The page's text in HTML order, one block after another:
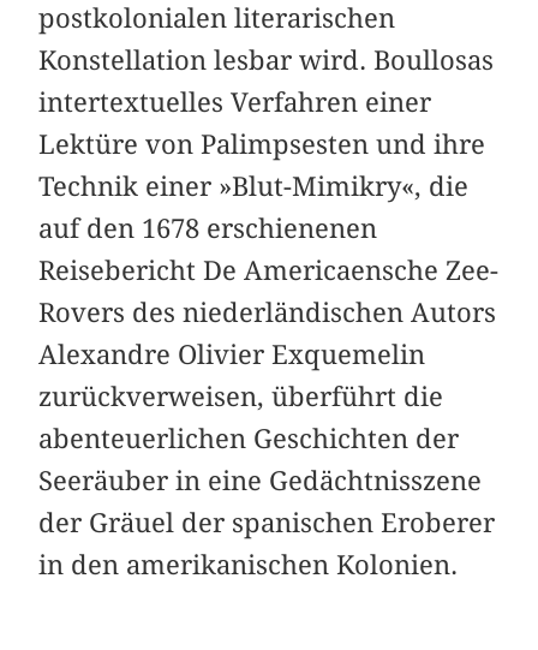
postkolonialen literarischen
Konstellation lesbar wird. Boullosas
intertextuelles Verfahren einer
Lektüre von Palimpsesten und ihre
Technik einer »Blut-Mimikry«, die
auf den 1678 erschienenen
Reisebericht De Americaensche Zee-
Rovers des niederländischen Autors
Alexandre Olivier Exquemelin
zurückverweisen, überführt die
abenteuerlichen Geschichten der
Seeräuber in eine Gedächtnisszene
der Gräuel der spanischen Eroberer
in den amerikanischen Kolonien.